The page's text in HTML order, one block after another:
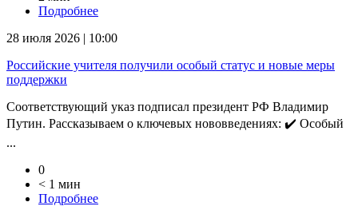
Подробнее
28 июля 2026 | 10:00
Российские учителя получили особый статус и новые меры
поддержки
Соответствующий указ подписал президент РФ Владимир
Путин. Рассказываем о ключевых нововведениях: ✔️ Особый
...
0
< 1 мин
Подробнее